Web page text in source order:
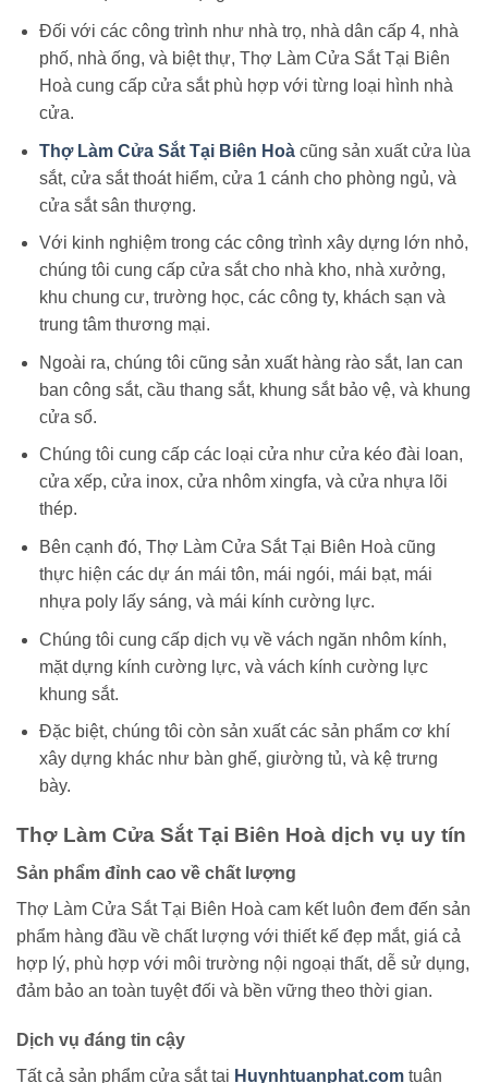
Đối với các công trình như nhà trọ, nhà dân cấp 4, nhà
phố, nhà ống, và biệt thự, Thợ Làm Cửa Sắt Tại Biên
Hoà cung cấp cửa sắt phù hợp với từng loại hình nhà
cửa.
Thợ Làm Cửa Sắt Tại Biên Hoàcũng sản xuất cửa lùa
sắt, cửa sắt thoát hiểm, cửa 1 cánh cho phòng ngủ, và
cửa sắt sân thượng.
Với kinh nghiệm trong các công trình xây dựng lớn nhỏ,
chúng tôi cung cấp cửa sắt cho nhà kho, nhà xưởng,
khu chung cư, trường học, các công ty, khách sạn và
trung tâm thương mại.
Ngoài ra, chúng tôi cũng sản xuất hàng rào sắt, lan can
ban công sắt, cầu thang sắt, khung sắt bảo vệ, và khung
cửa sổ.
Chúng tôi cung cấp các loại cửa như cửa kéo đài loan,
cửa xếp, cửa inox, cửa nhôm xingfa, và cửa nhựa lõi
thép.
Bên cạnh đó, Thợ Làm Cửa Sắt Tại Biên Hoà cũng
thực hiện các dự án mái tôn, mái ngói, mái bạt, mái
nhựa poly lấy sáng, và mái kính cường lực.
Chúng tôi cung cấp dịch vụ về vách ngăn nhôm kính,
mặt dựng kính cường lực, và vách kính cường lực
khung sắt.
Đặc biệt, chúng tôi còn sản xuất các sản phẩm cơ khí
xây dựng khác như bàn ghế, giường tủ, và kệ trưng
bày.
Thợ Làm Cửa Sắt Tại Biên Hoà dịch vụ uy tín
Sản phẩm đỉnh cao về chất lượng
Thợ Làm Cửa Sắt Tại Biên Hoà cam kết luôn đem đến sản
phẩm hàng đầu về chất lượng với thiết kế đẹp mắt, giá cả
hợp lý, phù hợp với môi trường nội ngoại thất, dễ sử dụng,
đảm bảo an toàn tuyệt đối và bền vững theo thời gian.
Dịch vụ đáng tin cậy
Tất cả sản phẩm cửa sắt tại Huynhtuanphat.com tuân